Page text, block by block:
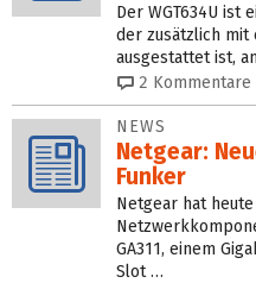
Der WGT634U ist
der zusätzlich mit
ausgestattet ist,
2 Kommentare
NEWS
Netgear:
Funker
Netgear hat
GA311, einem
Slot …